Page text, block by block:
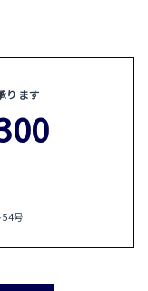
ります
号